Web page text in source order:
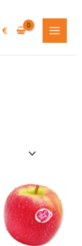
€